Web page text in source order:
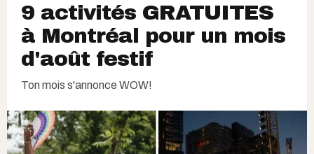
9 activités GRATUITES
à Montréal pour un mois
d'août festif
Ton mois s'annonce WOW!